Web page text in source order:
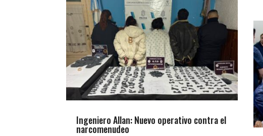
Ingeniero Allan: Nuevo operativo contra el
narcomenudeo